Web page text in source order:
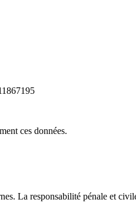
ces données.
La responsabilité pénale et